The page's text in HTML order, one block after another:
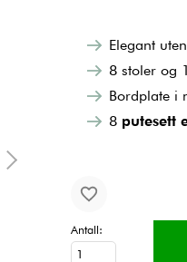
Elegant
8 stoler og
Bordplate i
8 putesett
Antall: